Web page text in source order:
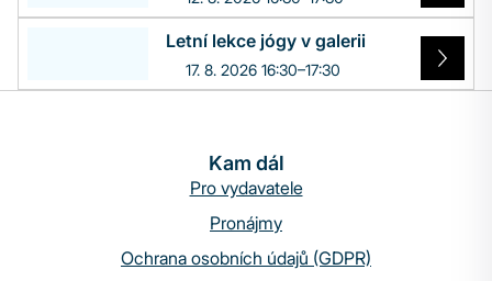
Letní lekce jógy v galerii
17. 8. 2026 16:30–17:30
Kam dál
Pro vydavatele
Pronájmy
Ochrana osobních údajů (GDPR)